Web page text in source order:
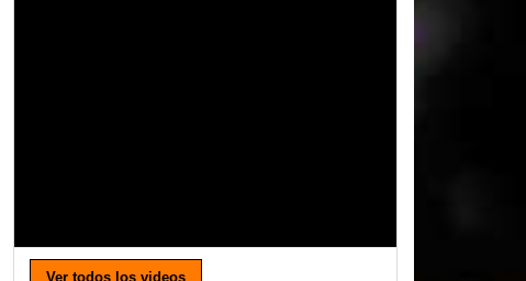
Ver todos los videos